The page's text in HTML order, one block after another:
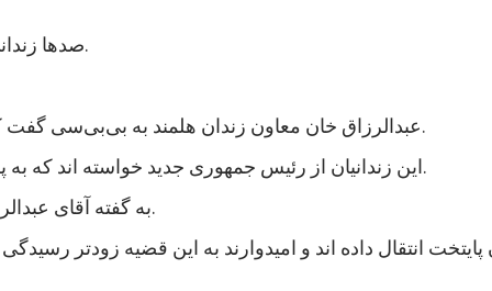
صدها زندانی در ولایت هلمند در جنوب افغانستان اعتصاب غذایی کردند.
عبدالرزاق خان معاون زندان هلمند به بی‌بی‌سی گفت که نزدیک به هزار زندانی در این زندان اعتصاب غذایی کردند.
این زندانیان از رئیس جمهوری جدید خواسته اند که به پرونده های آنها رسیدگی شود و در مجازات شان تخفیف بیاید.
به گفته آقای عبدالرزاق، اعتصاب کنندگان شامل زندانیان جنایی و سیاسی است.
انتقال داده اند و امیدوارند به این قضیه زودتر